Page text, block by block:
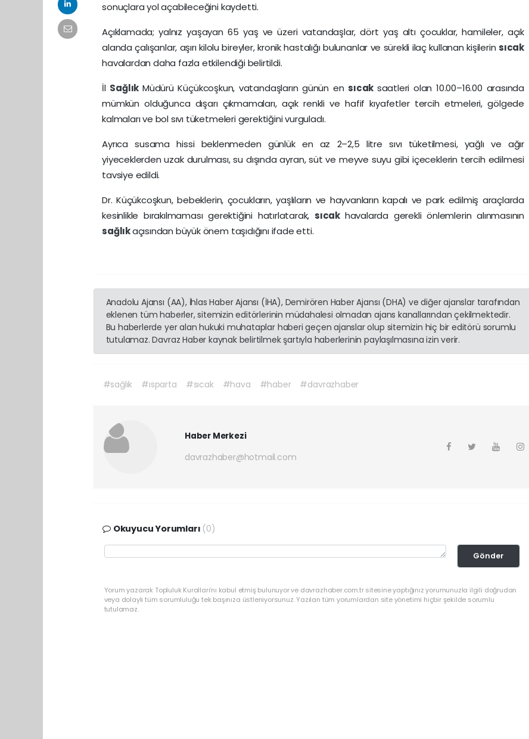
sonuçlara yol açabileceğini kaydetti.
Açıklamada; yalnız yaşayan 65 yaş ve üzeri vatandaşlar, dört yaş altı çocuklar, hamileler, açık
alanda çalışanlar, aşırı kilolu bireyler, kronik hastalığı bulunanlar ve sürekli ilaç kullanan kişilerin sıcak
havalardan daha fazla etkilendiği belirtildi.
İl Sağlık Müdürü Küçükcoşkun, vatandaşların günün en sıcak saatleri olan 10.00–16.00 arasında
mümkün olduğunca dışarı çıkmamaları, açık renkli ve hafif kıyafetler tercih etmeleri, gölgede
kalmaları ve bol sıvı tüketmeleri gerektiğini vurguladı.
Ayrıca susama hissi beklenmeden günlük en az 2–2,5 litre sıvı tüketilmesi, yağlı ve ağır
yiyeceklerden uzak durulması, su dışında ayran, süt ve meyve suyu gibi içeceklerin tercih edilmesi
tavsiye edildi.
Dr. Küçükcoşkun, bebeklerin, çocukların, yaşlıların ve hayvanların kapalı ve park edilmiş araçlarda
kesinlikle bırakılmaması gerektiğini hatırlatarak, sıcak havalarda gerekli önlemlerin alınmasının
sağlıkaçısından büyük önem taşıdığını ifade etti.
Anadolu Ajansı (AA), İhlas Haber Ajansı (İHA), Demirören Haber Ajansı (DHA) ve diğer ajanslar tarafından
eklenen tüm haberler, sitemizin editörlerinin müdahalesi olmadan ajans kanallarından çekilmektedir.
Bu haberlerde yer alan hukuki muhataplar haberi geçen ajanslar olup sitemizin hiç bir editörü sorumlu
tutulamaz. Davraz Haber kaynak belirtilmek şartıyla haberlerinin paylaşılmasına izin verir.
#sağlık #ısparta #sıcak #hava #haber #davrazhaber
Haber Merkezi
davrazhaber@hotmail.com
Okuyucu Yorumları (0)
Gönder
Yorum yazarak Topluluk Kuralları’nı kabul etmiş bulunuyor ve davrazhaber.com.tr sitesine yaptığınız yorumunuzla ilgili doğrudan
veya dolaylı tüm sorumluluğu tek başınıza üstleniyorsunuz. Yazılan tüm yorumlardan site yönetimi hiçbir şekilde sorumlu
tutulamaz.